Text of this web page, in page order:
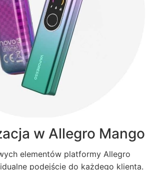
w Allegro Mango
elementów platformy Allegro
podejście do każdego klienta.